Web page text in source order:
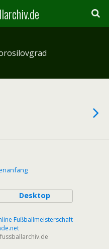
Desktop
Fußballmeisterschaft